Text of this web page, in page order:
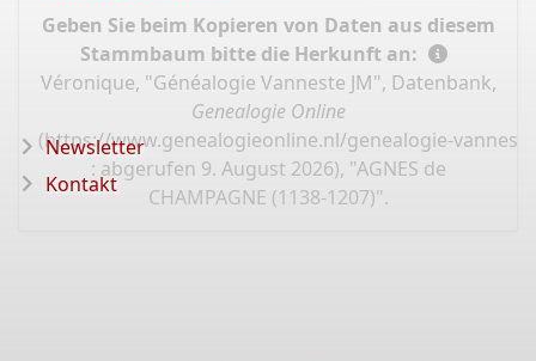
Geben Sie beim Kopieren von Daten aus diesem
Stammbaum bitte die Herkunft an:
Véronique, "Généalogie Vanneste JM", Datenbank,
Genealogie Online
(https://www.genealogieonline.nl/genealogie-
: abgerufen 9. August 2026), "AGNES de
CHAMPAGNE (1138-1207)".
Newsletter
Kontakt